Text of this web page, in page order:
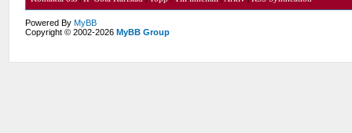
Powered ByMyBB
Copyright © 2002-2026MyBB Group